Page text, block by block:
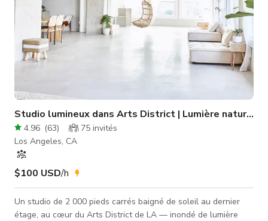
Studio lumineux dans Arts District | Lumière naturelle
4.96 (63) 75 invités
Los Angeles, CA
$100 USD/h
Un studio de 2 000 pieds carrés baigné de soleil au dernier
étage, au cœur du Arts District de LA — inondé de lumière